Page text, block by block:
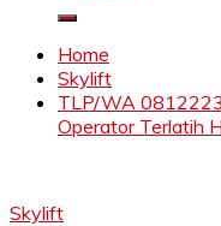
Home
Skylift
TLP/WA
Operator Terlatih
Skylift